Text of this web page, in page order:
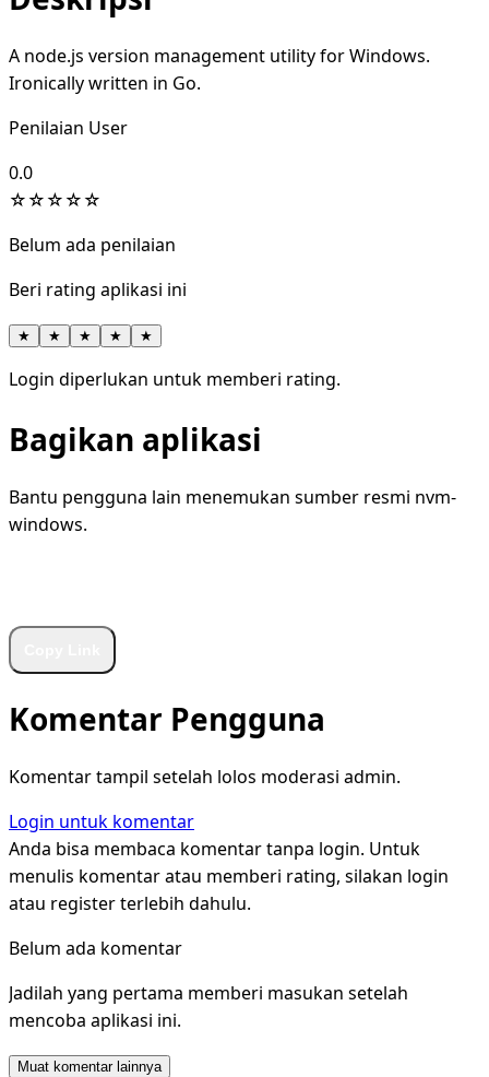
A node.js version management utility for Windows.
Ironically written in Go.
Penilaian User
0.0
☆☆☆☆☆
Belum ada penilaian
Beri rating aplikasi ini
★ ★ ★ ★ ★
Login diperlukan untuk memberi rating.
Bagikan aplikasi
Bantu pengguna lain menemukan sumber resmi nvm-
windows.
Komentar Pengguna
Komentar tampil setelah lolos moderasi admin.
Login untuk komentar
Anda bisa membaca komentar tanpa login. Untuk
menulis komentar atau memberi rating, silakan login
atau register terlebih dahulu.
Belum ada komentar
Jadilah yang pertama memberi masukan setelah
mencoba aplikasi ini.
Muat komentar lainnya